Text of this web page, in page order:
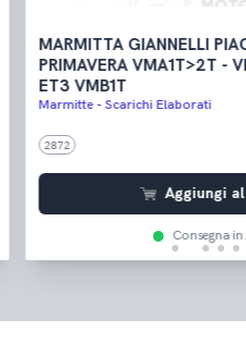
MARMITTA GIANNELLI
PRIMAVERA VMA1T>2T -
ET3 VMB1T
Marmitte - Scarichi Elaborati
2872
Aggiungi
Consegna